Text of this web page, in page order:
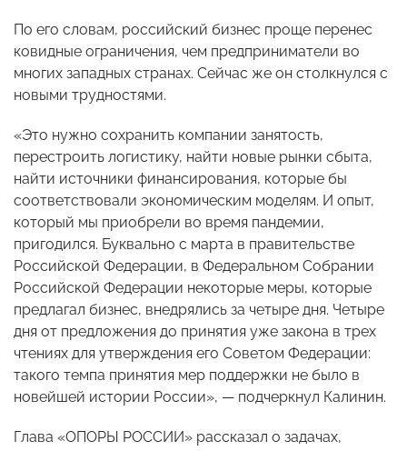
По его словам, российский бизнес проще перенес
ковидные ограничения, чем предприниматели во
многих западных странах. Сейчас же он столкнулся с
новыми трудностями.
«Это нужно сохранить компании занятость,
перестроить логистику, найти новые рынки сбыта,
найти источники финансирования, которые бы
соответствовали экономическим моделям. И опыт,
который мы приобрели во время пандемии,
пригодился. Буквально с марта в правительстве
Российской Федерации, в Федеральном Собрании
Российской Федерации некоторые меры, которые
предлагал бизнес, внедрялись за четыре дня. Четыре
дня от предложения до принятия уже закона в трех
чтениях для утверждения его Советом Федерации:
такого темпа принятия мер поддержки не было в
новейшей истории России», — подчеркнул Калинин.
Глава «ОПОРЫ РОССИИ» рассказал о задачах,